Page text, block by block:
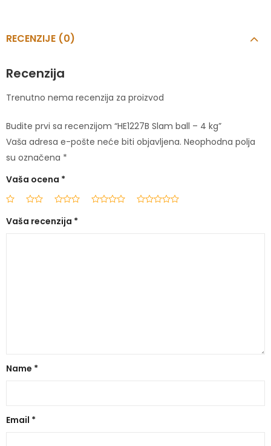
RECENZIJE (0)
Recenzija
Trenutno nema recenzija za proizvod
Budite prvi sa recenzijom “HE1227B Slam ball – 4 kg”
Vaša adresa e-pošte neće biti objavljena. Neophodna polja
su označena *
Vaša ocena *
Vaša recenzija *
Name *
Email *